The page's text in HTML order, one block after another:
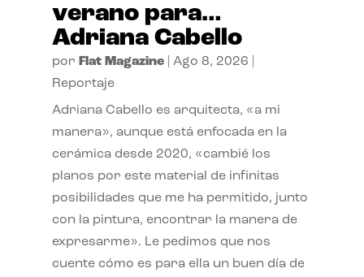
verano para…
Adriana Cabello
por Flat Magazine| Ago 8, 2026
Reportaje
Adriana Cabello es arquitecta, «a mi
manera», aunque está enfocada en la
cerámica desde 2020, «cambié los
planos por este material de infinitas
posibilidades que me ha permitido, junto
con la pintura, encontrar la manera de
expresarme». Le pedimos que nos
cuente cómo es para ella un buen día de